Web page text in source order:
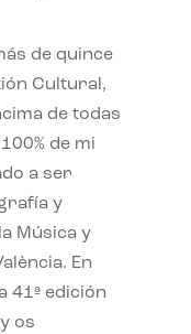
de quince
Cultural,
de todas
de mi
a ser
y
Música y
En
41ª edición
os